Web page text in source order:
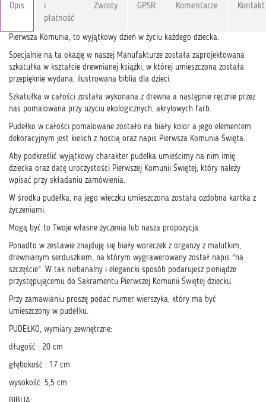
Opis
i
płatność
Zwroty GPSR Komentarze Kontakt
Pierwsza Komunia, to wyjątkowy dzień w życiu każdego dziecka.
Specjalnie na ta okazję w naszej Manufakturze została zaprojektowana
szkatułka w kształcie drewnianej książki, w której umieszczona została
przepięknie wydana, ilustrowana biblia dla dzieci.
Szkatułka w całości została wykonana z drewna a następnie ręcznie przez
nas pomalowana przy użyciu ekologicznych, akrylowych farb.
Pudełko w całości pomalowane zostało na biały kolor a jego elementem
dekoracyjnym jest kielich z hostią oraz napis Pierwsza Komunia Święta.
Aby podkreślić wyjątkowy charakter pudelka umieścimy na nim imię
dziecka oraz datę uroczystości Pierwszej Komunii Świętej, który należy
wpisać przy składaniu zamówienia.
W środku pudełka, na jego wieczku umieszczona została ozdobna kartka z
życzeniami.
Mogą być to Twoje własne życzenia lub nasza propozycja.
Ponadto w zestawie znajduję się biały woreczek z organzy z malutkim,
drewnianym serduszkiem, na którym wygrawerowany został napis "na
szczęście". W tak niebanalny i elegancki sposób podarujesz pieniądze
przystępującemu do Sakramentu Pierwszej Komunii Świętej dziecku.
Przy zamawianiu proszę podać numer wierszyka, który ma być
umieszczony w pudełku.
PUDEŁKO, wymiary zewnętrzne:
długość : 20 cm
głębokość : 17 cm
wysokość: 5,5 cm